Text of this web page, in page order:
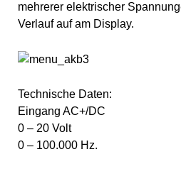
mehrerer elektrischer
Verlauf auf am Display.
Technische Daten:
Eingang AC+/DC
0 – 20 Volt
0 – 100.000 Hz.